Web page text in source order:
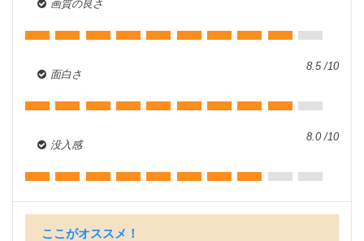
画質の良さ
面白さ
8.5 /10
没入感
8.0 /10
ここがオススメ！